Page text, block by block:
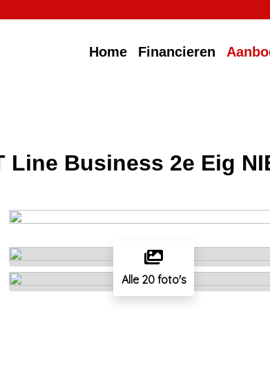
Home Financieren
Business 2e Eig
Alle 20 foto's